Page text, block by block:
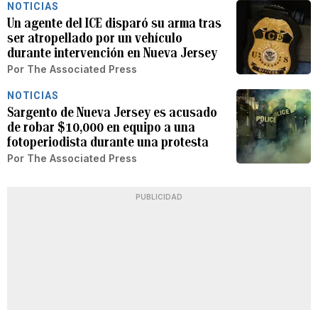
NOTICIAS
Un agente del ICE disparó su arma tras
ser atropellado por un vehículo
durante intervención en Nueva Jersey
Por The Associated Press
NOTICIAS
Sargento de Nueva Jersey es acusado
de robar $10,000 en equipo a una
fotoperiodista durante una protesta
Por The Associated Press
PUBLICIDAD